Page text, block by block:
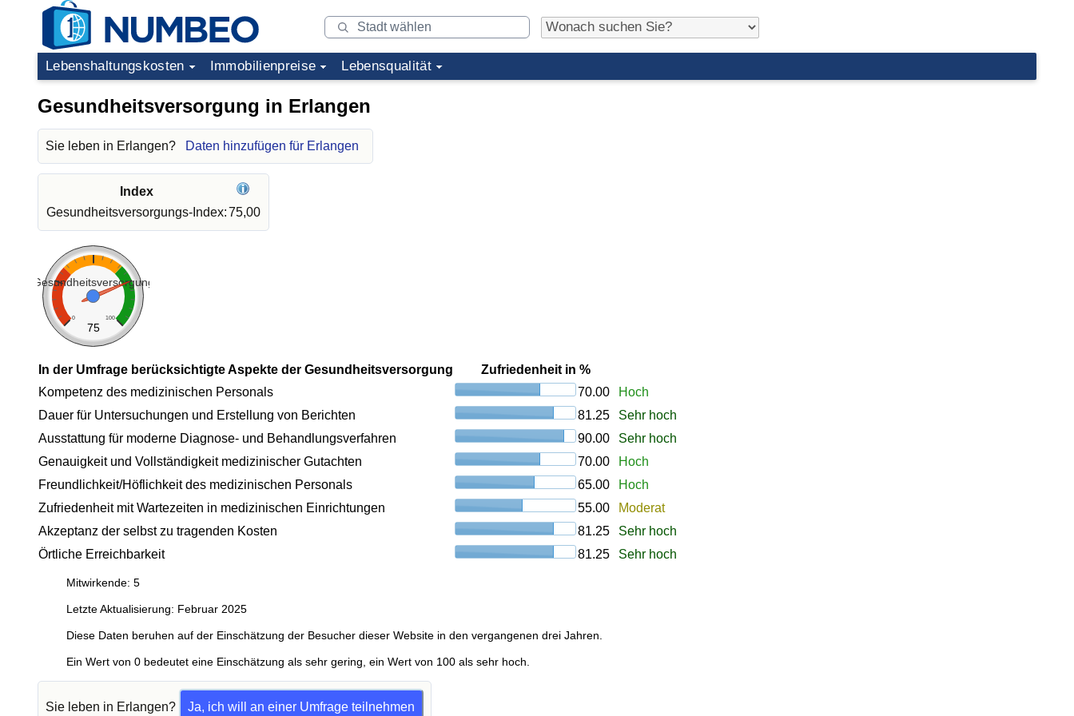
Lebenshaltungskosten Immobilienpreise Lebensqualität
Gesundheitsversorgung in Erlangen
Sie leben in Erlangen? Daten hinzufügen für Erlangen
Index
Gesundheitsversorgungs-Index:75,00
Gesundheitsversorgung
0 100
75
In der Umfrage berücksichtigte Aspekte der Gesundheitsversorgung
Zufriedenheit in %
Kompetenz des medizinischen Personals
70.00
Hoch
Dauer für Untersuchungen und Erstellung von Berichten
81.25
Sehr hoch
Ausstattung für moderne Diagnose- und Behandlungsverfahren
90.00
Sehr hoch
Genauigkeit und Vollständigkeit medizinischer Gutachten
70.00
Hoch
Freundlichkeit/Höflichkeit des medizinischen Personals
65.00
Hoch
Zufriedenheit mit Wartezeiten in medizinischen Einrichtungen
55.00
Moderat
Akzeptanz der selbst zu tragenden Kosten
81.25
Sehr hoch
Örtliche Erreichbarkeit
81.25 Sehr hoch
Mitwirkende: 5
Letzte Aktualisierung: Februar 2025
Diese Daten beruhen auf der Einschätzung der Besucher dieser Website in den vergangenen drei Jahren.
Ein Wert von 0 bedeutet eine Einschätzung als sehr gering, ein Wert von 100 als sehr hoch.
Sie leben in Erlangen? Ja, ich will an einer Umfrage teilnehmen